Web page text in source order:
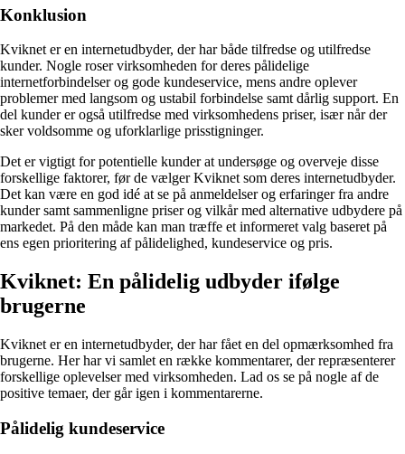
Konklusion
Kviknet er en internetudbyder, der har både tilfredse og utilfredse
kunder. Nogle roser virksomheden for deres pålidelige
internetforbindelser og gode kundeservice, mens andre oplever
problemer med langsom og ustabil forbindelse samt dårlig support. En
del kunder er også utilfredse med virksomhedens priser, især når der
sker voldsomme og uforklarlige prisstigninger.
Det er vigtigt for potentielle kunder at undersøge og overveje disse
forskellige faktorer, før de vælger Kviknet som deres internetudbyder.
Det kan være en god idé at se på anmeldelser og erfaringer fra andre
kunder samt sammenligne priser og vilkår med alternative udbydere på
markedet. På den måde kan man træffe et informeret valg baseret på
ens egen prioritering af pålidelighed, kundeservice og pris.
Kviknet: En pålidelig udbyder ifølge
brugerne
Kviknet er en internetudbyder, der har fået en del opmærksomhed fra
brugerne. Her har vi samlet en række kommentarer, der repræsenterer
forskellige oplevelser med virksomheden. Lad os se på nogle af de
positive temaer, der går igen i kommentarerne.
Pålidelig kundeservice